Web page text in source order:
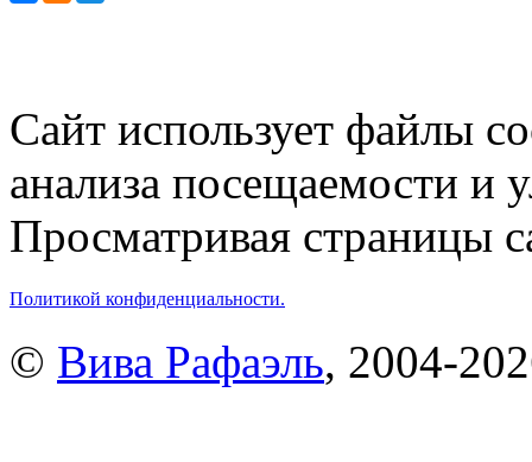
Сайт использует файлы
анализа посещаемости и
Просматривая страницы
Политикой конфиденциальности.
© Вива Рафаэль, 2004-